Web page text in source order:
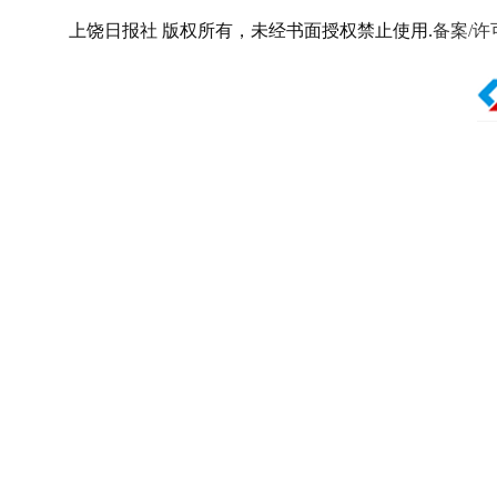
上饶日报社 版权所有，未经书面授权禁止使用.备案/许